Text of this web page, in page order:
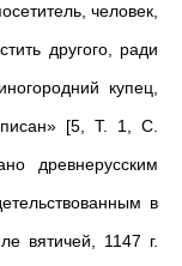
человек,
другого, ради
купец,
[5, Т. 1, С.
древнерусским
в
вятичей, 1147 г.